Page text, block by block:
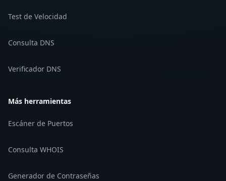
Test de Velocidad
Consulta DNS
Verificador DNS
Más herramientas
Escáner de Puertos
Consulta WHOIS
Generador de Contraseñas